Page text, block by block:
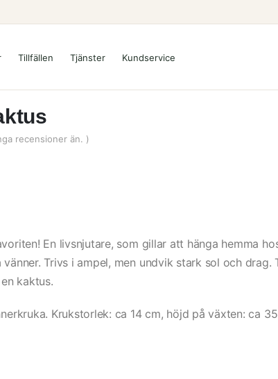
Tillfällen Tjänster Kundservice
recensioner än. )
En livsnjutare, som gillar att hänga hemma
Trivs i ampel, men undvik stark sol och drag.
kaktus.
Krukstorlek: ca 14 cm, höjd på växten: ca